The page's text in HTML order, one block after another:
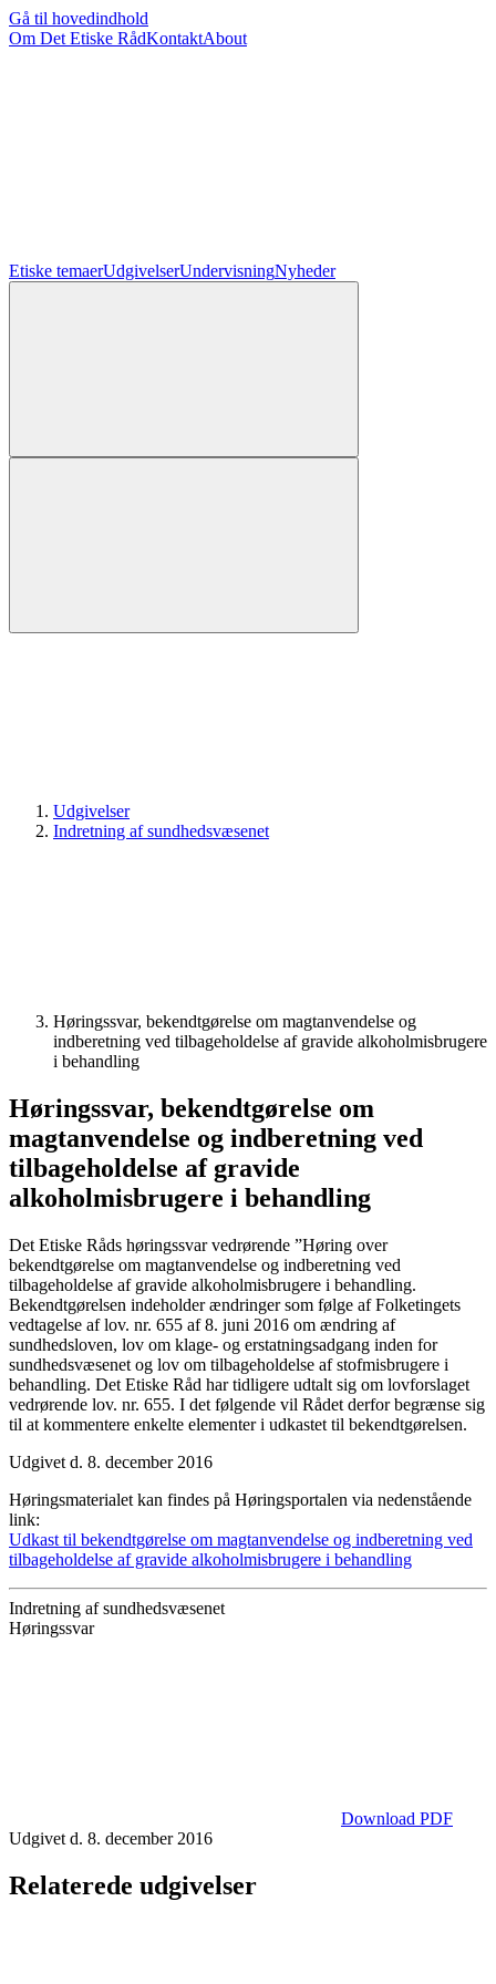
Gå til hovedindhold
Om Det Etiske RådKontaktAbout
Etiske temaerUdgivelserUndervisningNyheder
Udgivelser
Indretning af sundhedsvæsenet
Høringssvar, bekendtgørelse om magtanvendelse og
indberetning ved tilbageholdelse af gravide alkoholmisbrugere
i behandling
Høringssvar, bekendtgørelse om
magtanvendelse og indberetning ved
tilbageholdelse af gravide
alkoholmisbrugere i behandling
Det Etiske Råds høringssvar vedrørende ”Høring over
bekendtgørelse om magtanvendelse og indberetning ved
tilbageholdelse af gravide alkoholmisbrugere i behandling.
Bekendtgørelsen indeholder ændringer som følge af Folketingets
vedtagelse af lov. nr. 655 af 8. juni 2016 om ændring af
sundhedsloven, lov om klage- og erstatningsadgang inden for
sundhedsvæsenet og lov om tilbageholdelse af stofmisbrugere i
behandling. Det Etiske Råd har tidligere udtalt sig om lovforslaget
vedrørende lov. nr. 655. I det følgende vil Rådet derfor begrænse sig
til at kommentere enkelte elementer i udkastet til bekendtgørelsen.
Udgivet d. 8. december 2016
Høringsmaterialet kan findes på Høringsportalen via nedenstående
link:
Udkast til bekendtgørelse om magtanvendelse og indberetning ved
tilbageholdelse af gravide alkoholmisbrugere i behandling
Indretning af sundhedsvæsenet
Høringssvar
Download PDF
Udgivet d. 8. december 2016
Relaterede udgivelser